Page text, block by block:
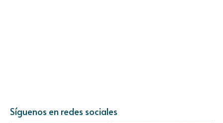
Síguenos en redes sociales